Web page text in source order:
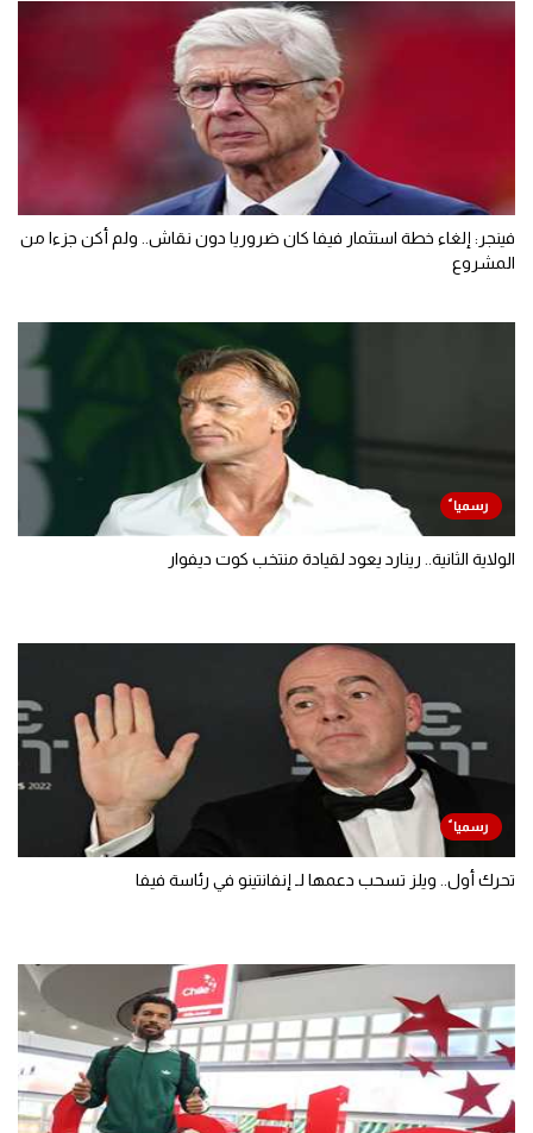
فينجر: إلغاء خطة استثمار فيفا كان ضروريا دون نقاش.. ولم أكن جزءا من
المشروع
الولاية الثانية.. رينارد يعود لقيادة منتخب كوت ديفوار
تحرك أول.. ويلز تسحب دعمها لـ إنفانتينو في رئاسة فيفا